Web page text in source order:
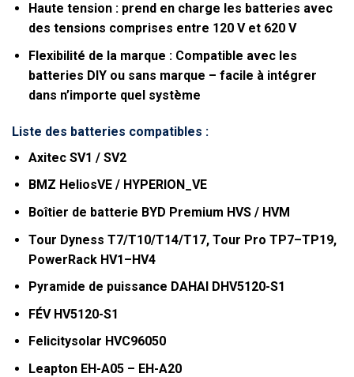
Haute tension :prend en charge les batteries avec
des tensions comprises entre 120 V et 620 V
Flexibilité de la marque :Compatible avec les
batteries DIY ou sans marque – facile à intégrer
dans n’importe quel système
Liste des batteries compatibles :
Axitec SV1 / SV2
BMZ HeliosVE / HYPERION_VE
Boîtier de batterie BYD Premium HVS / HVM
Tour Dyness T7/T10/T14/T17, Tour Pro TP7–TP19,
PowerRack HV1–HV4
Pyramide de puissance DAHAI DHV5120-S1
FÉV HV5120-S1
Felicitysolar HVC96050
Leapton EH-A05 – EH-A20